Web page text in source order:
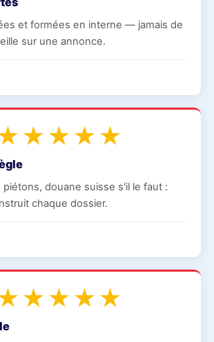
et formées en interne — jamais de
sur une annonce.
douane suisse s'il le faut :
chaque dossier.